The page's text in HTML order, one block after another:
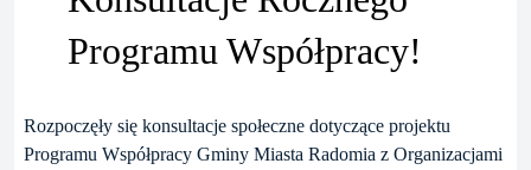
Programu Współpracy!
Rozpoczęły się konsultacje społeczne dotyczące projektu
Programu Współpracy Gminy Miasta Radomia z Organizacjami